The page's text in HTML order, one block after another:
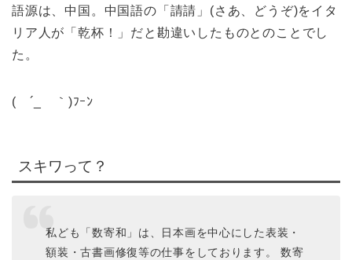
語源は、中国。中国語の「請請」(さあ、どうぞ)をイタ
リア人が「乾杯！」だと勘違いしたものとのことでし
た。
( ´_ゝ｀)ﾌｰﾝ
スキワって？
私ども「数寄和」は、日本画を中心にした表装・
額装・古書画修復等の仕事をしております。 数寄